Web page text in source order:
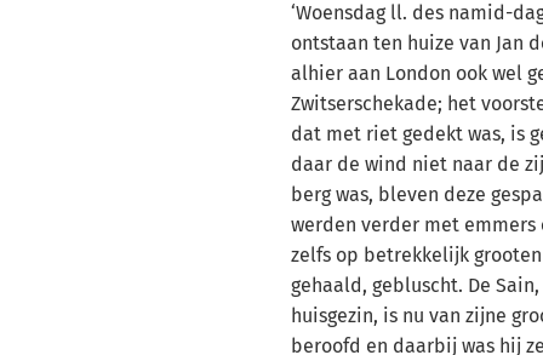
‘Woensdag ll. des namid-
ontstaan ten huize van Jan
alhier aan London ook wel
Zwitserschekade; het
dat met riet gedekt was, is
daar de wind niet naar de
berg was, bleven deze
werden verder met emmers
zelfs op betrekkelijk
gehaald, gebluscht. De
huisgezin, is nu van zijne
beroofd en daarbij was hij